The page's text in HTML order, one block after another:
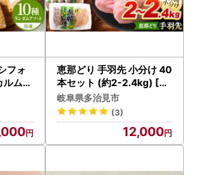
象となる地方団体の指定について】
月26日付総務大臣通知「ふるさと納税
づき、ふるさと納税の対象となる地方団
た。
和7年10月1日から令和8年9月30日まで
フォ
ム名
恵那どり 手羽先 小分け 40
本セット (約2-2.4kg) [TE
Z010] 手羽先
岐阜県多治見市
(3)
12,000